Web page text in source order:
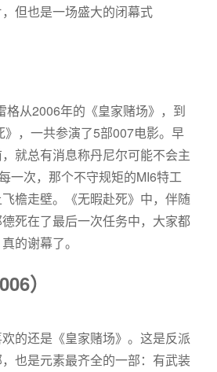
但也是一场盛大的闭幕式
格从2006年的《皇家赌场》，到
，一共参演了5部007电影。早
就总有消息称丹尼尔可能不会主
一次，那个不守规矩的MI6特工
檐走壁。《无暇赴死》中，伴随
死在了最后一次任务中，大家都
的谢幕了。
）
的还是《皇家赌场》。这是反派
也是元素最齐全的一部：有武装